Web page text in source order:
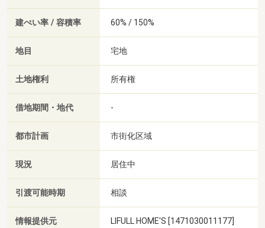
建ぺい率 / 容積率 60% / 150%
地目 宅地
土地権利 所有権
借地期間・地代 -
都市計画 市街化区域
現況 居住中
引渡可能時期 相談
情報提供元 LIFULL HOME'S [1471030011177]